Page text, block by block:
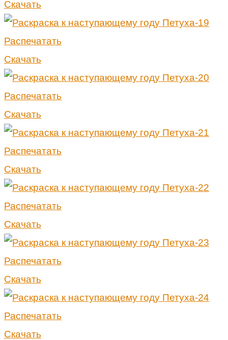
Скачать
Распечатать
Скачать
Распечатать
Скачать
Распечатать
Скачать
Распечатать
Скачать
Распечатать
Скачать
Распечатать
Скачать